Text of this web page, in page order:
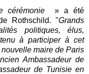
cérémonie » a été
Rothschild. "Grands
politiques, élus,
à participer à cet
maire de Paris
Ambassadeur de
de Tunisie en